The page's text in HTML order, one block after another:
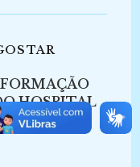
HOSPITAL
ERNESTO.